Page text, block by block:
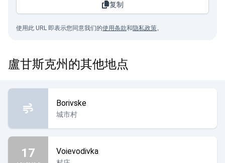
复制
使用此 URL 即表示您同意我们的使用条款和隐私政策。
盧甘斯克州的其他地点
Borivske
城市村
17 Voievodivka